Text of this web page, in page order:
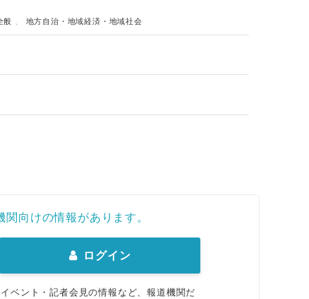
般 地方自治・地域経済・地域社会
向けの情報があります。
ログイン
ベント・記者会見の情報など、報道機関だ